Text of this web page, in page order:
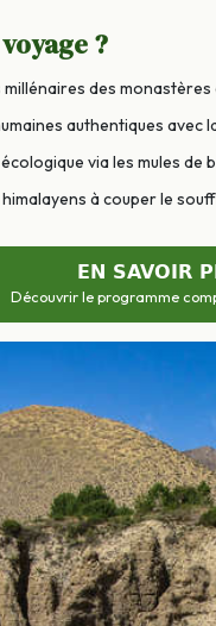
?
des monastères
authentiques avec
via les mules de
à couper le
EN SAVOIR
Découvrir le programme